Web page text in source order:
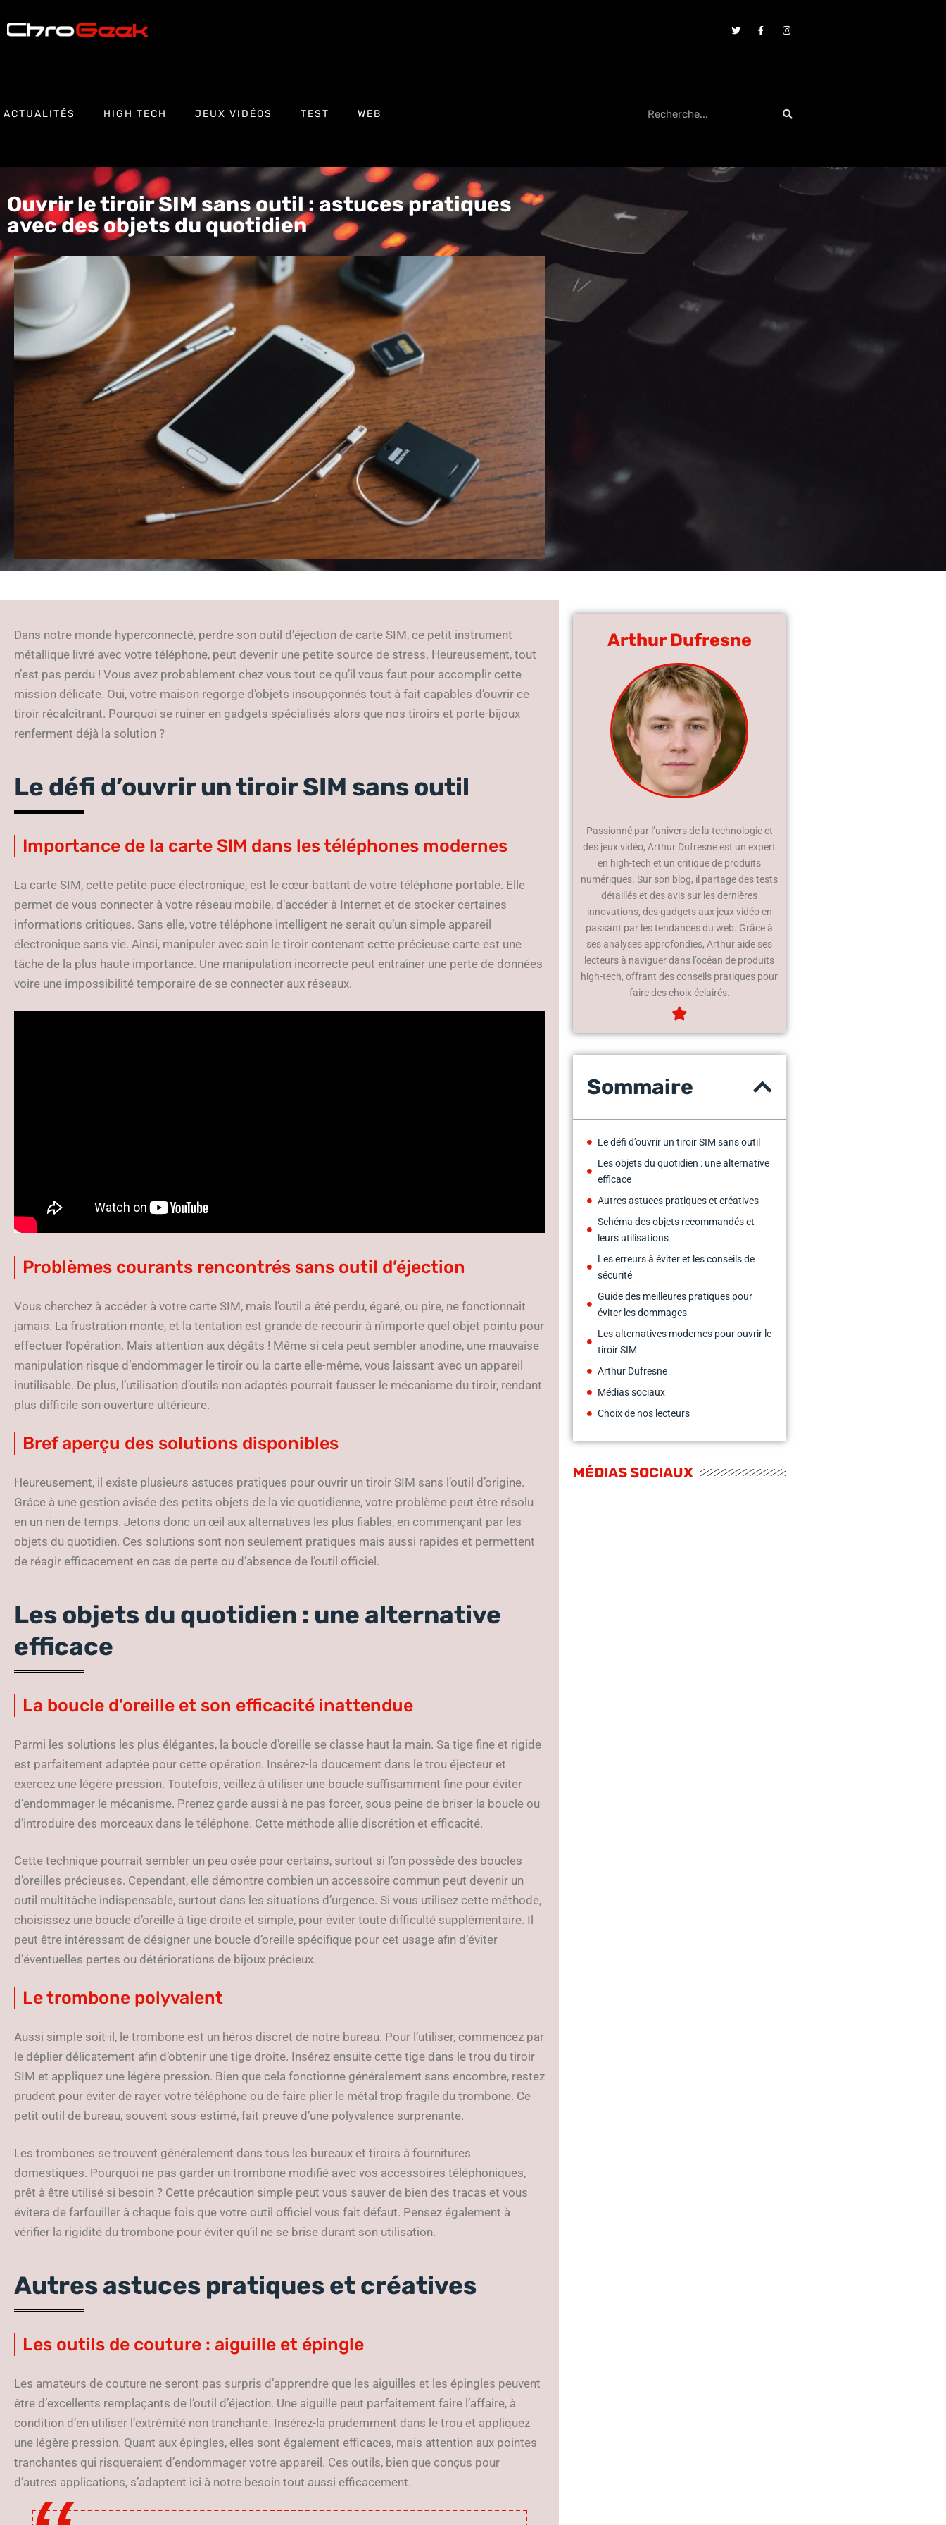
ACTUALITÉS HIGH TECH JEUX VIDÉOS TEST WEB
Ouvrir le tiroir SIM sans outil : astuces pratiques
avec des objets du quotidien
Dans notre monde hyperconnecté, perdre son outil d’éjection de carte SIM, ce petit instrument
métallique livré avec votre téléphone, peut devenir une petite source de stress. Heureusement, tout
n’est pas perdu ! Vous avez probablement chez vous tout ce qu’il vous faut pour accomplir cette
mission délicate. Oui, votre maison regorge d’objets insoupçonnés tout à fait capables d’ouvrir ce
tiroir récalcitrant. Pourquoi se ruiner en gadgets spécialisés alors que nos tiroirs et porte-bijoux
renferment déjà la solution ?
Le défi d’ouvrir un tiroir SIM sans outil
Importance de la carte SIM dans les téléphones modernes
La carte SIM, cette petite puce électronique, est le cœur battant de votre téléphone portable. Elle
permet de vous connecter à votre réseau mobile, d’accéder à Internet et de stocker certaines
informations critiques. Sans elle, votre téléphone intelligent ne serait qu’un simple appareil
électronique sans vie. Ainsi, manipuler avec soin le tiroir contenant cette précieuse carte est une
tâche de la plus haute importance. Une manipulation incorrecte peut entraîner une perte de données
voire une impossibilité temporaire de se connecter aux réseaux.
Problèmes courants rencontrés sans outil d’éjection
Vous cherchez à accéder à votre carte SIM, mais l’outil a été perdu, égaré, ou pire, ne fonctionnait
jamais. La frustration monte, et la tentation est grande de recourir à n’importe quel objet pointu pour
effectuer l’opération. Mais attention aux dégâts ! Même si cela peut sembler anodine, une mauvaise
manipulation risque d’endommager le tiroir ou la carte elle-même, vous laissant avec un appareil
inutilisable. De plus, l’utilisation d’outils non adaptés pourrait fausser le mécanisme du tiroir, rendant
plus difficile son ouverture ultérieure.
Bref aperçu des solutions disponibles
Heureusement, il existe plusieurs astuces pratiques pour ouvrir un tiroir SIM sans l’outil d’origine.
Grâce à une gestion avisée des petits objets de la vie quotidienne, votre problème peut être résolu
en un rien de temps. Jetons donc un œil aux alternatives les plus fiables, en commençant par les
objets du quotidien. Ces solutions sont non seulement pratiques mais aussi rapides et permettent
de réagir efficacement en cas de perte ou d’absence de l’outil officiel.
Les objets du quotidien : une alternative
efficace
La boucle d’oreille et son efficacité inattendue
Parmi les solutions les plus élégantes, la boucle d’oreille se classe haut la main. Sa tige fine et rigide
est parfaitement adaptée pour cette opération. Insérez-la doucement dans le trou éjecteur et
exercez une légère pression. Toutefois, veillez à utiliser une boucle suffisamment fine pour éviter
d’endommager le mécanisme. Prenez garde aussi à ne pas forcer, sous peine de briser la boucle ou
d’introduire des morceaux dans le téléphone. Cette méthode allie discrétion et efficacité.
Cette technique pourrait sembler un peu osée pour certains, surtout si l’on possède des boucles
d’oreilles précieuses. Cependant, elle démontre combien un accessoire commun peut devenir un
outil multitâche indispensable, surtout dans les situations d’urgence. Si vous utilisez cette méthode,
choisissez une boucle d’oreille à tige droite et simple, pour éviter toute difficulté supplémentaire. Il
peut être intéressant de désigner une boucle d’oreille spécifique pour cet usage afin d’éviter
d’éventuelles pertes ou détériorations de bijoux précieux.
Le trombone polyvalent
Aussi simple soit-il, le trombone est un héros discret de notre bureau. Pour l’utiliser, commencez par
le déplier délicatement afin d’obtenir une tige droite. Insérez ensuite cette tige dans le trou du tiroir
SIM et appliquez une légère pression. Bien que cela fonctionne généralement sans encombre, restez
prudent pour éviter de rayer votre téléphone ou de faire plier le métal trop fragile du trombone. Ce
petit outil de bureau, souvent sous-estimé, fait preuve d’une polyvalence surprenante.
Les trombones se trouvent généralement dans tous les bureaux et tiroirs à fournitures
domestiques. Pourquoi ne pas garder un trombone modifié avec vos accessoires téléphoniques,
prêt à être utilisé si besoin ? Cette précaution simple peut vous sauver de bien des tracas et vous
évitera de farfouiller à chaque fois que votre outil officiel vous fait défaut. Pensez également à
vérifier la rigidité du trombone pour éviter qu’il ne se brise durant son utilisation.
Autres astuces pratiques et créatives
Les outils de couture : aiguille et épingle
Les amateurs de couture ne seront pas surpris d’apprendre que les aiguilles et les épingles peuvent
être d’excellents remplaçants de l’outil d’éjection. Une aiguille peut parfaitement faire l’affaire, à
condition d’en utiliser l’extrémité non tranchante. Insérez-la prudemment dans le trou et appliquez
une légère pression. Quant aux épingles, elles sont également efficaces, mais attention aux pointes
tranchantes qui risqueraient d’endommager votre appareil. Ces outils, bien que conçus pour
d’autres applications, s’adaptent ici à notre besoin tout aussi efficacement.
Arthur Dufresne
Passionné par l’univers de la technologie et
des jeux vidéo, Arthur Dufresne est un expert
en high-tech et un critique de produits
numériques. Sur son blog, il partage des tests
détaillés et des avis sur les dernières
innovations, des gadgets aux jeux vidéo en
passant par les tendances du web. Grâce à
ses analyses approfondies, Arthur aide ses
lecteurs à naviguer dans l’océan de produits
high-tech, offrant des conseils pratiques pour
faire des choix éclairés.
Sommaire
Le défi d’ouvrir un tiroir SIM sans outil
Les objets du quotidien : une alternative
efficace
Autres astuces pratiques et créatives
Schéma des objets recommandés et
leurs utilisations
Les erreurs à éviter et les conseils de
sécurité
Guide des meilleures pratiques pour
éviter les dommages
Les alternatives modernes pour ouvrir le
tiroir SIM
Arthur Dufresne
Médias sociaux
Choix de nos lecteurs
MÉDIAS SOCIAUX